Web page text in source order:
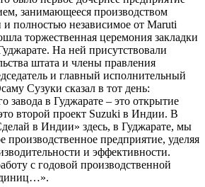
занимающееся производством
полностью независимое от Maruti
торжественная церемония закладки
На ней присутствовали
штата и члены правления
и главный исполнительный
Сузуки сказал в тот день:
завода в Гуджарате – это открытие
второй проект Suzuki в Индии. В
в Индии» здесь, в Гуджарате, мы
производственное предприятие, уделяя
и эффективности.
с годовой производственной